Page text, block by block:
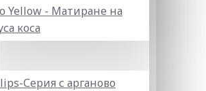
Yellow - Матиране на
коса
Серия с арганово